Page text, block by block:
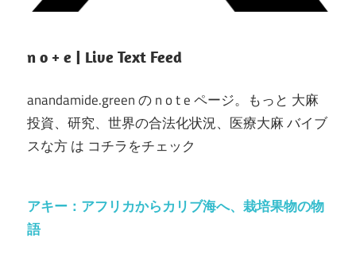
n o + e | Live Text Feed
anandamide.green の n o t e ページ。もっと 大麻
投資、研究、世界の合法化状況、医療大麻 バイブ
スな方 は コチラをチェック
アキー：アフリカからカリブ海へ、栽培果物の物
語